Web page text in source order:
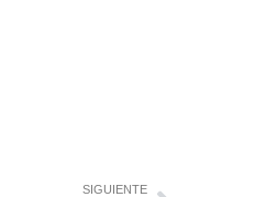
SIGUIENTE